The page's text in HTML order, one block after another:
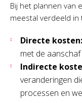
Bij het plannen van
meestal verdeeld in
Directe kosten:
met de
Indirecte
veranderingen
processen en